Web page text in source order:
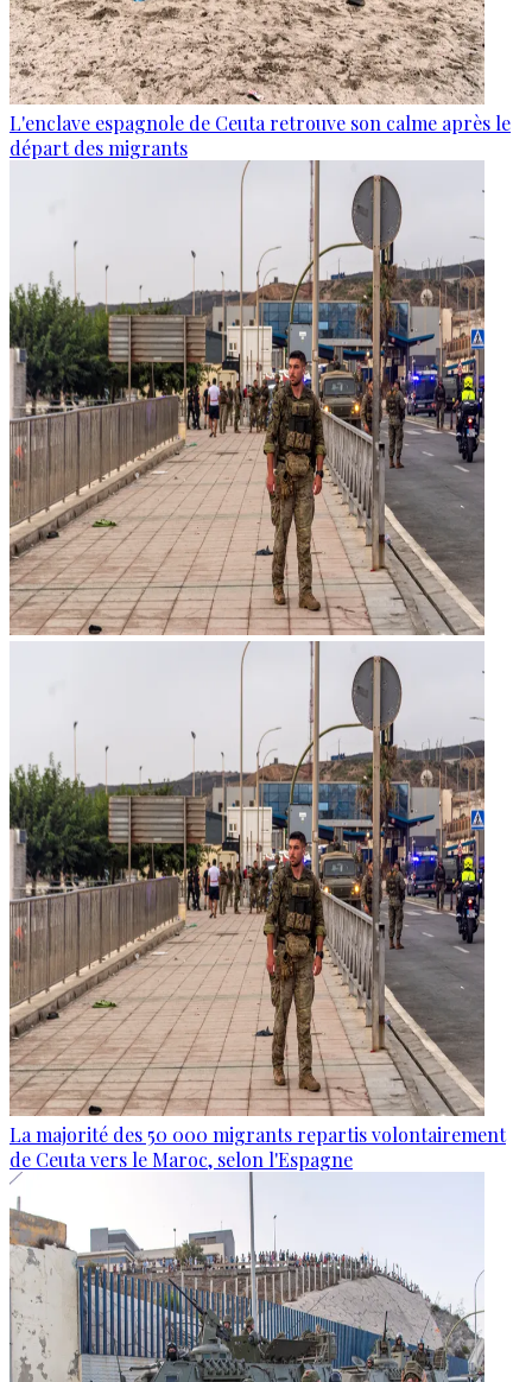
L'enclave espagnole de Ceuta retrouve son calme après le
départ des migrants
La majorité des 50 000 migrants repartis volontairement
de Ceuta vers le Maroc, selon l'Espagne